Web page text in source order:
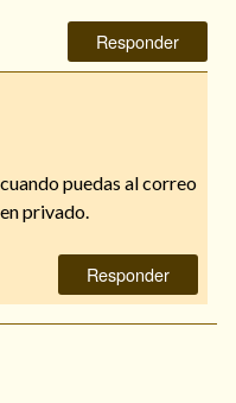
Responder
puedas al correo
privado.
Responder